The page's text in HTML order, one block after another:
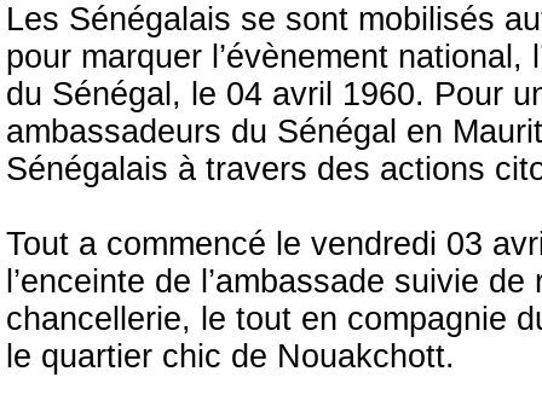
Les Sénégalais se sont mobilisés
pour marquer l’évènement
du Sénégal, le 04 avril 1960. Pour
ambassadeurs du Sénégal en
Sénégalais à travers des actions
Tout a commencé le vendredi 03
l’enceinte de l’ambassade suivie
chancellerie, le tout en compagnie
le quartier chic de Nouakchott.